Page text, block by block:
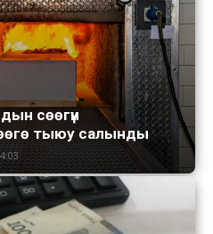
сөөгүн
тыюу салынды